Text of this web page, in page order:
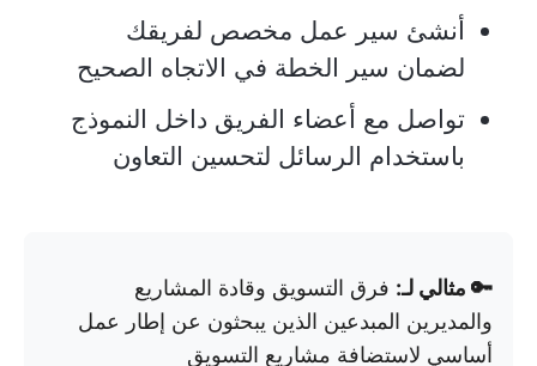
أنشئ سير عمل مخصص لفريقك
لضمان سير الخطة في الاتجاه الصحيح
تواصل مع أعضاء الفريق داخل النموذج
باستخدام الرسائل لتحسين التعاون
🔑 مثالي لـ: فرق التسويق وقادة المشاريع
والمديرين المبدعين الذين يبحثون عن إطار عمل
أساسي لاستضافة مشاريع التسويق